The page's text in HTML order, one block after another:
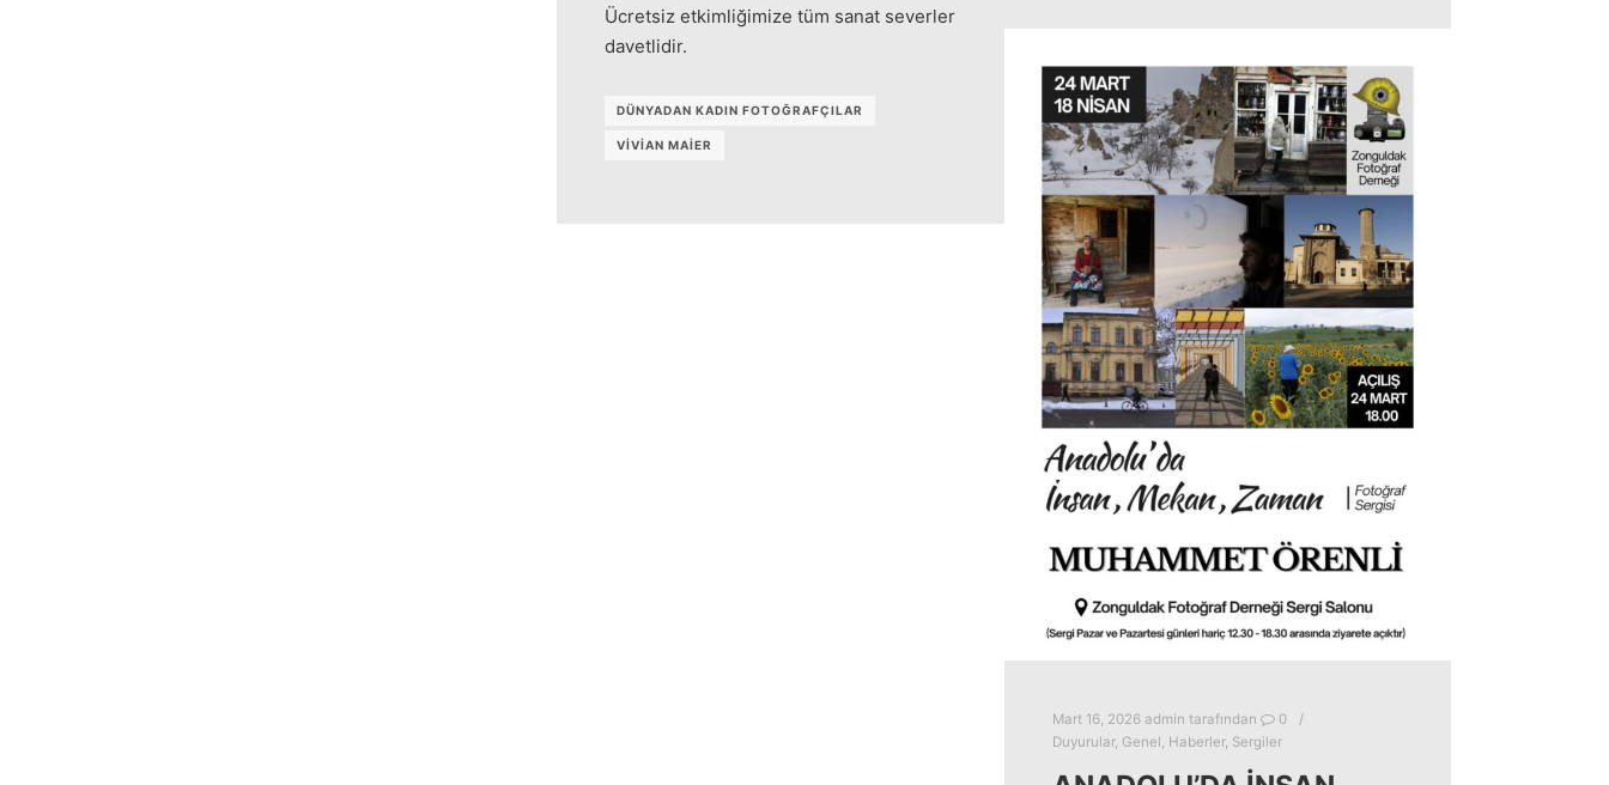
Ücretsiz etkimliğimize tüm sanat severler
davetlidir.
DÜNYADAN KADIN FOTOĞRAFÇILAR
VIVIAN MAIER
Mart 16, 2026 admin tarafından
0
Duyurular, Genel Haberler, Sergiler